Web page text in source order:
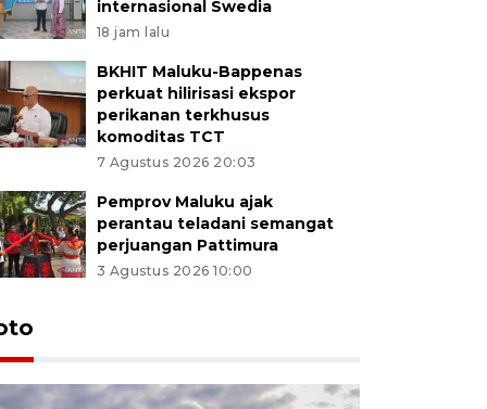
internasional Swedia
18 jam lalu
BKHIT Maluku-Bappenas
perkuat hilirisasi ekspor
perikanan terkhusus
komoditas TCT
7 Agustus 2026 20:03
Pemprov Maluku ajak
perantau teladani semangat
perjuangan Pattimura
3 Agustus 2026 10:00